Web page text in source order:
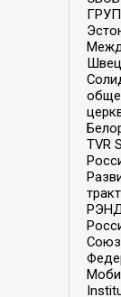
TVR
РЭНД
Союз